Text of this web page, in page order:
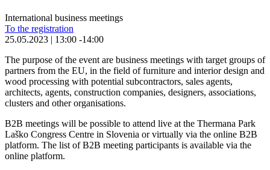
International business meetings
To the registration
25.05.2023 | 13:00 -14:00
The purpose of the event are business meetings with target groups of
partners from the EU, in the field of furniture and interior design and
wood processing with potential subcontractors, sales agents,
architects, agents, construction companies, designers, associations,
clusters and other organisations.
B2B meetings will be possible to attend live at the Thermana Park
Laško Congress Centre in Slovenia or virtually via the online B2B
platform. The list of B2B meeting participants is available via the
online platform.